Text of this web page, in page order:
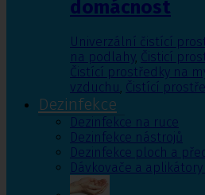
domácnost
Univerzální čistící
na podlahy, Čisticí
Čistící prostředky na
vzduchu, Čistící
Dezinfekce
Dezinfekce na ruce
Dezinfekce nástrojů
Dezinfekce ploch a
Dávkovače a